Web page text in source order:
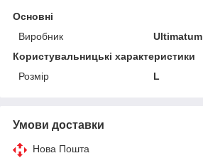
Основні
Виробник
Ultimatum
Користувальницькі характеристики
Розмір
L
Умови доставки
Нова Пошта